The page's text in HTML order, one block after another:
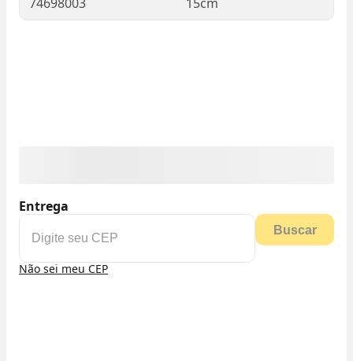
Entrega
Buscar
Não sei meu CEP